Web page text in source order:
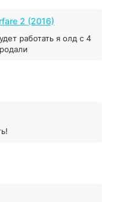
Order
2 (2016)
работать я олд с 4